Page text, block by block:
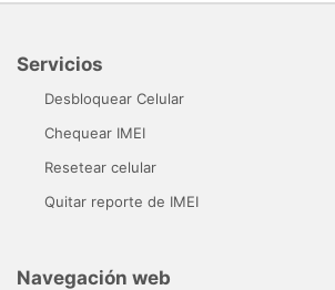
Servicios
Desbloquear Celular
Chequear IMEI
Resetear celular
Quitar reporte de IMEI
Navegación web